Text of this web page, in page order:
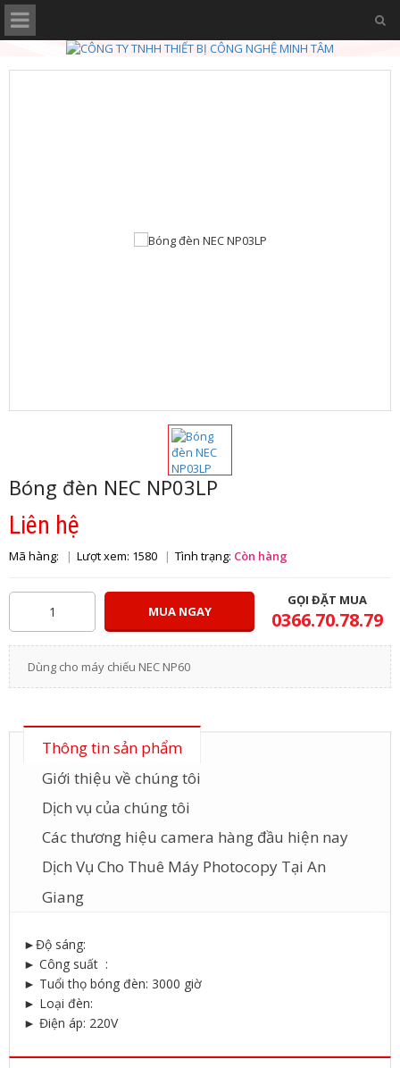
Bóng đèn NEC NP03LP
Liên hệ
Mã hàng: Lượt xem: 1580 Tình trạng: Còn hàng
MUA NGAY
GỌI ĐẶT MUA
0366.70.78.79
Dùng cho máy chiếu NEC NP60
Thông tin sản phẩm
Giới thiệu về chúng tôi
Dịch vụ của chúng tôi
Các thương hiệu camera hàng đầu hiện nay
Dịch Vụ Cho Thuê Máy Photocopy Tại An
Giang
►Độ sáng:
► Công suất :
► Tuổi thọ bóng đèn: 3000 giờ
► Loại đèn:
► Điện áp: 220V